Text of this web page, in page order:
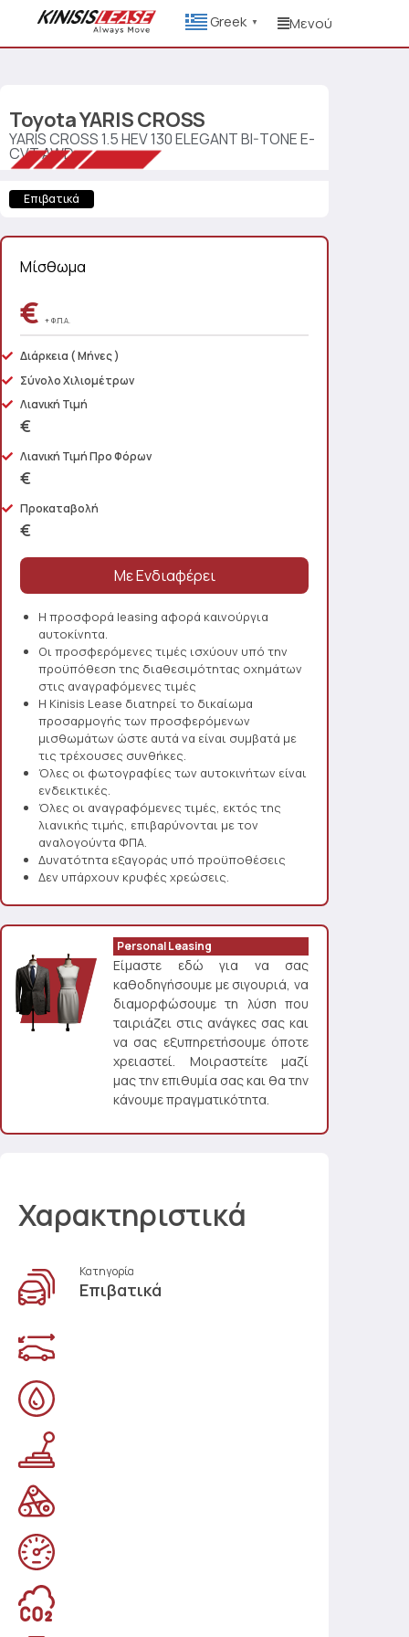
Greek ▼ Μενού
ToyotaYARIS CROSS
YARIS CROSS 1.5 HEV 130 ELEGANT BI-TONE E-
CVT AWD
Επιβατικά
Μίσθωμα
€ + Φ.Π.Α.
Διάρκεια ( Μήνες )
Σύνολο Χιλιομέτρων
Λιανική Τιμή
€
Λιανική Τιμή Προ Φόρων
€
Προκαταβολή
€
Η προσφορά leasing αφορά καινούργια
αυτοκίνητα.
Οι προσφερόμενες τιμές ισχύουν υπό την
προϋπόθεση της διαθεσιμότητας οχημάτων
στις αναγραφόμενες τιμές
Η Kinisis Lease διατηρεί το δικαίωμα
προσαρμογής των προσφερόμενων
μισθωμάτων ώστε αυτά να είναι συμβατά με
τις τρέχουσες συνθήκες.
Όλες οι φωτογραφίες των αυτοκινήτων είναι
ενδεικτικές.
Όλες οι αναγραφόμενες τιμές, εκτός της
λιανικής τιμής, επιβαρύνονται με τον
αναλογούντα ΦΠΑ.
Δυνατότητα εξαγοράς υπό προϋποθέσεις
Δεν υπάρχουν κρυφές χρεώσεις.
Personal Leasing
Είμαστε εδώ για να σας
καθοδηγήσουμε με σιγουριά, να
διαμορφώσουμε τη λύση που
ταιριάζει στις ανάγκες σας και
να σας εξυπηρετήσουμε όποτε
χρειαστεί. Μοιραστείτε μαζί
μας την επιθυμία σας και θα την
κάνουμε πραγματικότητα.
Χαρακτηριστικά
Κατηγορία
Επιβατικά